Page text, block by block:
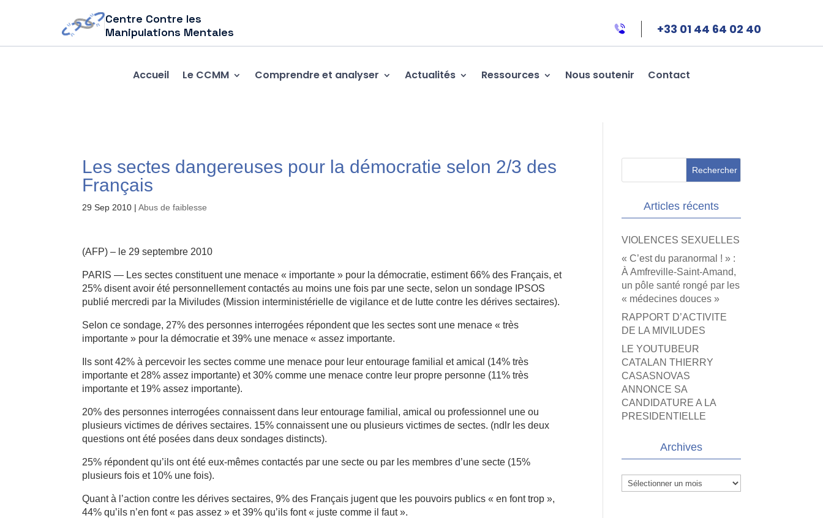
Centre Contre les
Manipulations Mentales
+33 01 44 64 02 40
Accueil Le CCMM Comprendre et analyser Actualités Ressources Nous soutenir Contact
Les sectes dangereuses pour la démocratie selon 2/3 des
Français
29 Sep 2010 |Abus de faiblesse
(AFP) – le 29 septembre 2010
PARIS — Les sectes constituent une menace « importante » pour la démocratie, estiment 66% des Français, et
25% disent avoir été personnellement contactés au moins une fois par une secte, selon un sondage IPSOS
publié mercredi par la Miviludes (Mission interministérielle de vigilance et de lutte contre les dérives sectaires).
Selon ce sondage, 27% des personnes interrogées répondent que les sectes sont une menace « très
importante » pour la démocratie et 39% une menace « assez importante.
Ils sont 42% à percevoir les sectes comme une menace pour leur entourage familial et amical (14% très
importante et 28% assez importante) et 30% comme une menace contre leur propre personne (11% très
importante et 19% assez importante).
20% des personnes interrogées connaissent dans leur entourage familial, amical ou professionnel une ou
plusieurs victimes de dérives sectaires. 15% connaissent une ou plusieurs victimes de sectes. (ndlr les deux
questions ont été posées dans deux sondages distincts).
25% répondent qu’ils ont été eux-mêmes contactés par une secte ou par les membres d’une secte (15%
plusieurs fois et 10% une fois).
Quant à l’action contre les dérives sectaires, 9% des Français jugent que les pouvoirs publics « en font trop »,
44% qu’ils n’en font « pas assez » et 39% qu’ils font « juste comme il faut ».
Articles récents
VIOLENCES SEXUELLES
« C’est du paranormal ! » :
À Amfreville-Saint-Amand,
un pôle santé rongé par les
« médecines douces »
RAPPORT D’ACTIVITE
DE LA MIVILUDES
LE YOUTUBEUR
CATALAN THIERRY
CASASNOVAS
ANNONCE SA
CANDIDATURE A LA
PRESIDENTIELLE
Archives
Archives